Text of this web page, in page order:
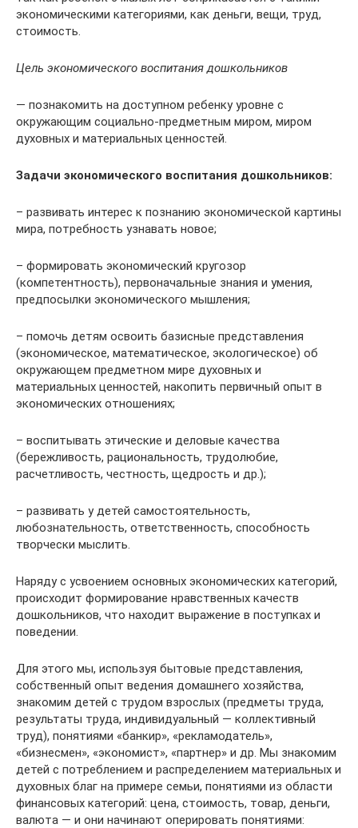
экономическими категориями, как деньги, вещи, труд,
стоимость.
Цель экономического воспитания дошкольников
— познакомить на доступном ребенку уровне с
окружающим социально-предметным миром, миром
духовных и материальных ценностей.
Задачи экономического воспитания дошкольников:
– развивать интерес к познанию экономической картины
мира, потребность узнавать новое;
– формировать экономический кругозор
(компетентность), первоначальные знания и умения,
предпосылки экономического мышления;
– помочь детям освоить базисные представления
(экономическое, математическое, экологическое) об
окружающем предметном мире духовных и
материальных ценностей, накопить первичный опыт в
экономических отношениях;
– воспитывать этические и деловые качества
(бережливость, рациональность, трудолюбие,
расчетливость, честность, щедрость и др.);
– развивать у детей самостоятельность,
любознательность, ответственность, способность
творчески мыслить.
Наряду с усвоением основных экономических категорий,
происходит формирование нравственных качеств
дошкольников, что находит выражение в поступках и
поведении.
Для этого мы, используя бытовые представления,
собственный опыт ведения домашнего хозяйства,
знакомим детей с трудом взрослых (предметы труда,
результаты труда, индивидуальный — коллективный
труд), понятиями «банкир», «рекламодатель»,
«бизнесмен», «экономист», «партнер» и др. Мы знакомим
детей с потреблением и распределением материальных и
духовных благ на примере семьи, понятиями из области
финансовых категорий: цена, стоимость, товар, деньги,
валюта — и они начинают оперировать понятиями: